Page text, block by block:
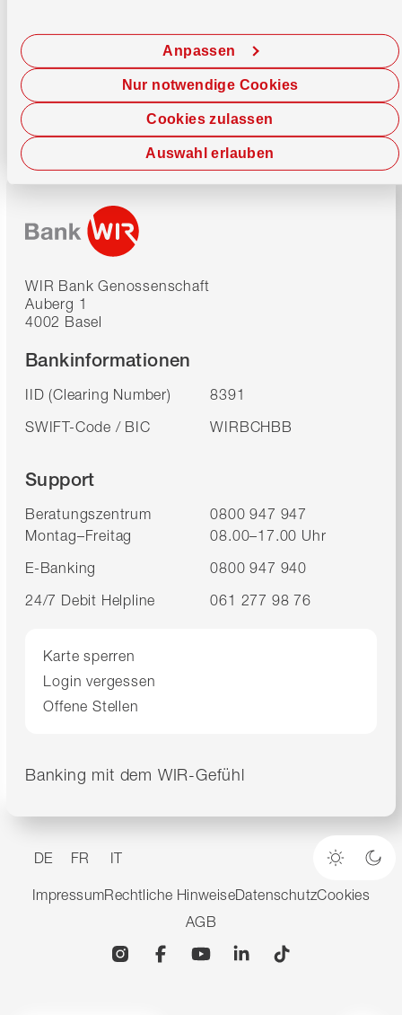
Cookies zulassen
Anpassen
Auswahl erlauben
Nur notwendige Cookies
Jetzt chatten
WIR Bank Genossenschaft
Auberg 1
4002 Basel
Bankinformationen
IID (Clearing Number)
8391
SWIFT-Code / BIC
WIRBCHBB
Support
Beratungszentrum
0800 947 947
Montag–Freitag
08.00–17.00 Uhr
E-Banking
0800 947 940
24/7 Debit Helpline
061 277 98 76
Karte sperren
Login vergessen
Offene Stellen
Banking mit dem WIR-Gefühl
DE FR IT
Heller
ImpressumRechtliche HinweiseDatenschutzCookies
AGB
InstagramFacebookYouTubeLinkedin